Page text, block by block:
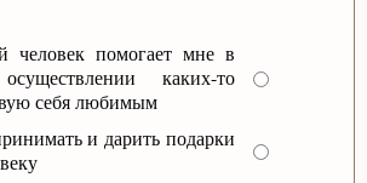
человек помогает мне в
каких-то
себя любимым
и дарить подарки